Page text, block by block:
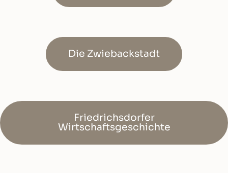
Die Zwiebackstadt
Friedrichsdorfer
Wirtschaftsgeschichte